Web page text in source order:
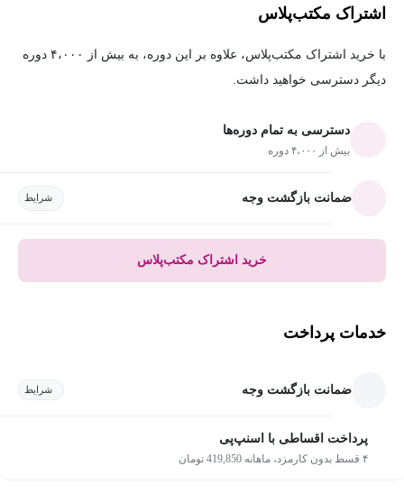
اشتراک مکتب‌پلاس
با خرید اشتراک مکتب‌پلاس، علاوه بر این دوره، به بیش از ۴،۰۰۰ دوره
دیگر دسترسی خواهید داشت.
دسترسی به تمام دوره‌ها
بیش از ۴،۰۰۰ دوره
ضمانت بازگشت وجه شرایط
خرید اشتراک مکتب‌پلاس
خدمات پرداخت
ضمانت بازگشت وجه شرایط
پرداخت اقساطی با اسنپ‌پی
۴ قسط بدون کارمزد، ماهانه 419,850 تومان